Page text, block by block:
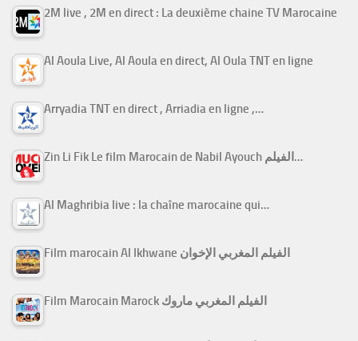
2M live , 2M en direct : La deuxième chaine TV Marocaine
Al Aoula Live, Al Aoula en direct, Al Oula TNT en ligne
Arryadia TNT en direct , Arriadia en ligne ,…
Zin Li Fik Le film Marocain de Nabil Ayouch الفيلم…
Al Maghribia live : la chaîne marocaine qui…
Film marocain Al Ikhwane الفيلم المغربي الإخوان
Film Marocain Marock الفيلم المغربي ماروك